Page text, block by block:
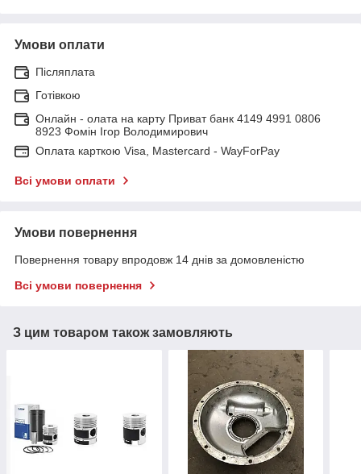
Умови оплати
Післяплата
Готівкою
Онлайн - олата на карту Приват банк 4149 4991 0806
8923 Фомін Ігор Володимирович
Оплата карткою Visa, Mastercard - WayForPay
Всі умови оплати
Умови повернення
Повернення товару впродовж 14 днів за домовленістю
Всі умови повернення
З цим товаром також замовляють